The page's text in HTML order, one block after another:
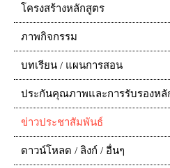
โครงสร้างหลักสูตร
ภาพกิจกรรม
บทเรียน / แผนการสอน
ประกันคุณภาพและการรับรองหลั
ข่าวประชาสัมพันธ์
ดาวน์โหลด / ลิงก์ / อื่นๆ